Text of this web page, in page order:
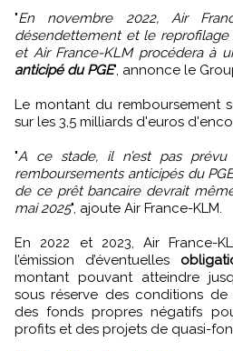
"En novembre 2022, Air
désendettement et le
et Air France-KLM procédera à
anticipé du PGE", annonce le
Le montant du remboursement
sur les 3,5 milliards d'euros
"A ce stade, il n’est pas prévu
remboursements anticipés du
de ce prêt bancaire devrait
mai 2025", ajoute Air France-KLM.
En 2022 et 2023, Air France-
l’émission d’éventuelles
montant pouvant atteindre
sous réserve des conditions de
des fonds propres négatifs
profits et des projets de quasi-